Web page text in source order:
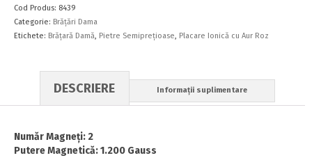
Cod Produs: 8439
Categorie: Brăţări Dama
Etichete: Brăţară Damă, Pietre Semipreţioase, Placare Ionică cu Aur Roz
DESCRIERE Informații suplimentare
Număr Magneţi: 2
Putere Magnetică: 1.200 Gauss